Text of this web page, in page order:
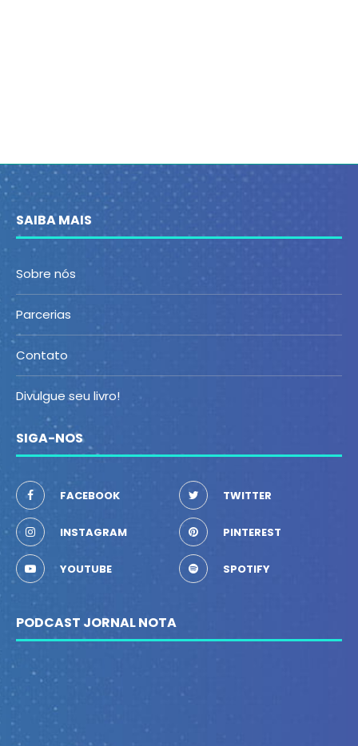
SAIBA MAIS
Sobre nós
Parcerias
Contato
Divulgue seu livro!
SIGA-NOS
FACEBOOK TWITTER
INSTAGRAM PINTEREST
YOUTUBE SPOTIFY
PODCAST JORNAL NOTA